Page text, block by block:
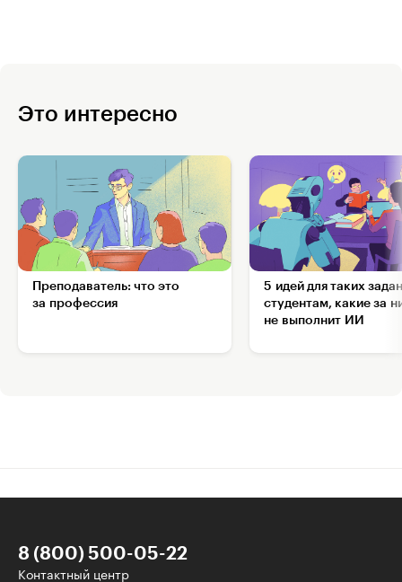
Это интересно
Преподаватель: что это
за профессия
5 идей для таких
студентам, какие за
не выполнит ИИ
8 (800) 500-05-22
Контактный центр